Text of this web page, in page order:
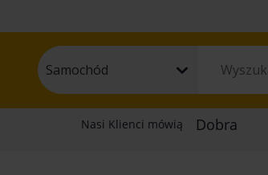
Samochód